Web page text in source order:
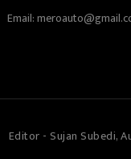
Email:
Editor - Sujan Subedi,